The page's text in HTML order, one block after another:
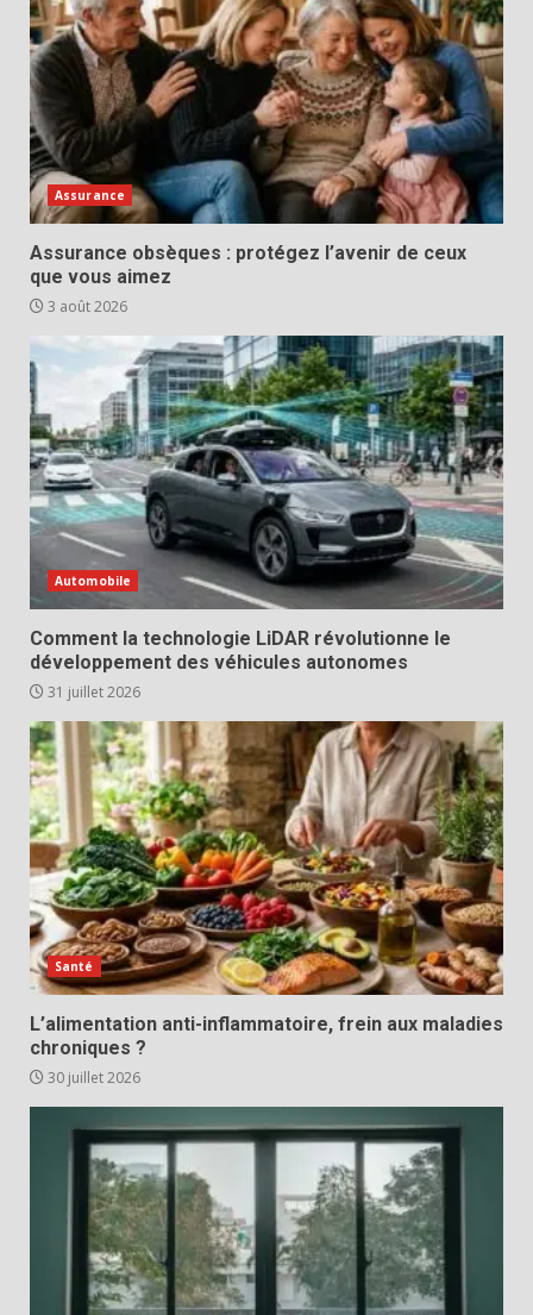
Assurance
Assurance obsèques : protégez l’avenir de ceux
que vous aimez
3 août 2026
Automobile
Comment la technologie LiDAR révolutionne le
développement des véhicules autonomes
31 juillet 2026
Santé
L’alimentation anti-inflammatoire, frein aux maladies
chroniques ?
30 juillet 2026